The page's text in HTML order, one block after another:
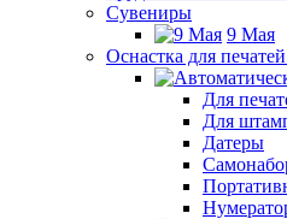
Сувениры
9 Мая
Оснастка для
Для
Для
Датеры